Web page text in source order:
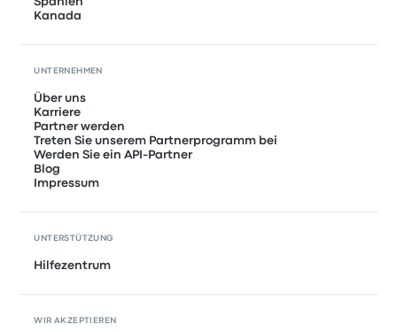
Kanada
UNTERNEHMEN
Über uns
Karriere
Partner werden
Treten Sie unserem Partnerprogramm bei
Werden Sie ein API-Partner
Blog
Impressum
UNTERSTÜTZUNG
Hilfezentrum
WIR AKZEPTIEREN